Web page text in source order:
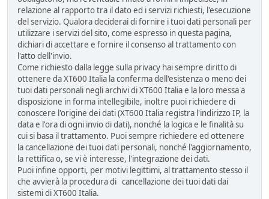
relazione al rapporto tra il dato ed i servizi richiesti, l'esecuzione
del servizio. Qualora deciderai di fornire i tuoi dati personali per
utilizzare i servizi del sito, come espresso in questa pagina,
dichiari di accettare e fornire il consenso al trattamento con
l'atto dell'invio.
Come richiesto dalla legge sulla privacy hai sempre diritto di
ottenere da XT600 Italia la conferma dell'esistenza o meno dei
tuoi dati personali negli archivi di XT600 Italia e la loro messa a
disposizione in forma intellegibile, inoltre puoi richiedere di
conoscere l'origine dei dati (XT600 Italia registra l'indirizzo IP, la
data e l'ora di ogni invio di dati), nonché la logica e le finalità su
cui si basa il trattamento. Puoi sempre richiedere ed ottenere
la cancellazione dei tuoi dati personali, nonché l'aggiornamento,
la rettifica o, se vi è interesse, l'integrazione dei dati.
Puoi infine opporti, per motivi legittimi, al trattamento stesso il
che avvierà la procedura di cancellazione dei tuoi dati dai
sistemi di XT600 Italia.